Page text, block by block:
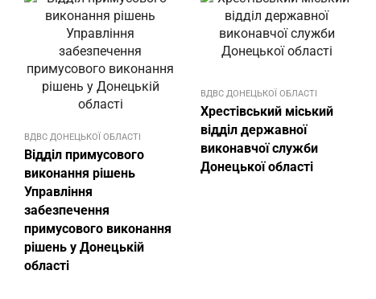
ВДВС ДОНЕЦЬКОЇ ОБЛАСТI
Відділ примусового
виконання рішень
Управління
забезпечення
примусового виконання
рішень у Донецькій
області
ВДВС ДОНЕЦЬКОЇ ОБЛАСТI
Хрестівський міський
відділ державної
виконавчої служби
Донецької області